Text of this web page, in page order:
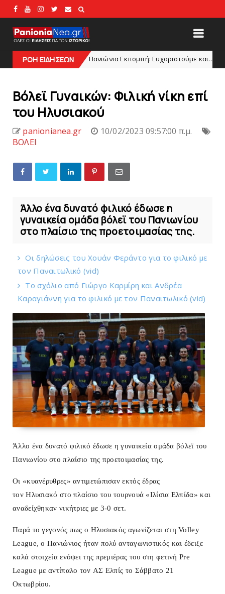
ΡΟΗ ΕΙΔΗΣΕΩΝ
Πανιώνια Εκπομπή: Eυχαριστούμε και... συνεχίζουμε!
Bόλεϊ Γυναικών: Φιλική νίκη επί
του Ηλυσιακού
panionianea.gr
10/02/2023 09:57:00 π.μ.
ΒΟΛΕΙ
Άλλο ένα δυνατό φιλικό έδωσε η
γυναικεία ομάδα βόλεϊ του Πανιωνίου
στο πλαίσιο της προετοιμασίας της.
Οι δηλώσεις του Χουάν Φεράντο για το φιλικό με
τoν Παναιτωλικό (vid)
Το σχόλιο από Γιώργο Καρμίρη και Ανδρέα
Καραγιάννη για το φιλικό με τoν Παναιτωλικό (vid)
Άλλο ένα δυνατό φιλικό έδωσε η γυναικεία ομάδα βόλεϊ του
Πανιωνίου στο πλαίσιο της προετοιμασίας της.
Οι «κυανέρυθρες» αντιμετώπισαν εκτός έδρας
τον Ηλυσιακό στο πλαίσιο του τουρνουά «Ιλίσια Ελπίδα» και
αναδείχθηκαν νικήτριες με 3-0 σετ.
Παρά το γεγονός πως ο Ηλυσιακός αγωνίζεται στη Volley
League, oΠανιώνιος ήταν πολύ ανταγωνιστικός και έδειξε
καλά στοιχεία ενόψει της πρεμιέρας του στη φετινή Pre
League με αντίπαλο τον ΑΣ Ελπίς το Σάββατο 21
Οκτωβρίου.